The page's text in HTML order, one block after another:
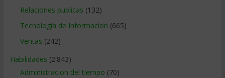
Relaciones publicas (132)
Tecnologia de Informacion (665)
Ventas (242)
Habilidades (2.843)
Administracion del tiempo (70)